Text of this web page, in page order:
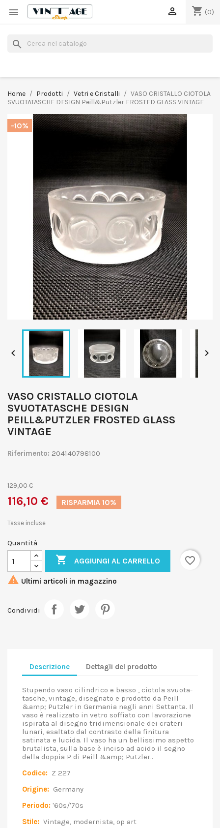
 shopping_cart (0)

search
Home Prodotti Vetri e Cristalli
VASO CRISTALLO CIOTOLA
SVUOTATASCHE DESIGN Peill&Putzler FROSTED GLASS VINTAGE
-10%
 
VASO CRISTALLO CIOTOLA
SVUOTATASCHE DESIGN
PEILL&PUTZLER FROSTED GLASS
VINTAGE
Riferimento: 204140798100
129,00 €
116,10 € RISPARMIA 10%
Tasse incluse
Quantità
 AGGIUNGI AL CARRELLO
favorite_border
 Ultimi articoli in magazzino
Condividi
Descrizione Dettagli del prodotto
Stupendo vaso cilindrico e basso , ciotola svuota-
tasche, vintage, disegnato e prodotto da Peill
&amp; Putzler in Germania negli anni Settanta. Il
vaso è realizzato in vetro soffiato con lavorazione
ispirata al disegno tridimensionale dei crateri
lunari, esaltato dal contrasto della finitura
satinata e lucida. Il vaso ha un bellissimo aspetto
brutalista, sulla base è inciso ad acido il segno
della doppia P di Peill &amp; Putzler..
Codice: Z 227
Origine: Germany
Periodo: '60s/'70s
Stile: Vintage, modernista, op art